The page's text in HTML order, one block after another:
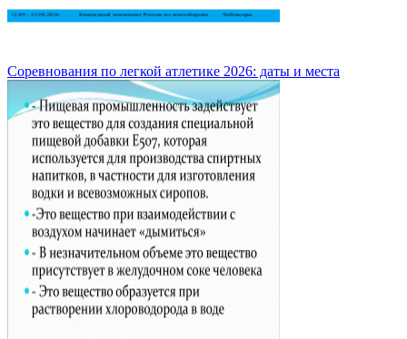
Соревнования по легкой атлетике 2026: даты и места